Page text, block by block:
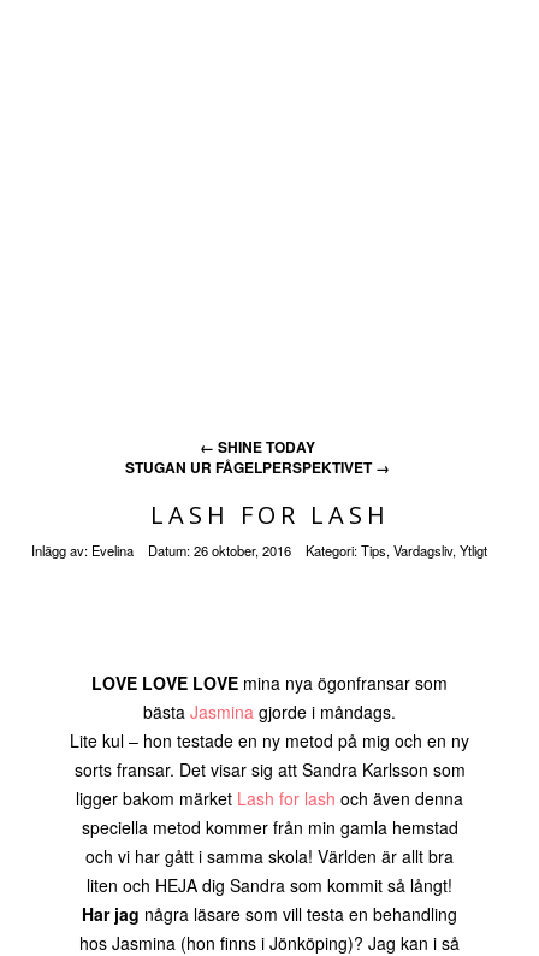
← SHINE TODAY
STUGAN UR FÅGELPERSPEKTIVET→
LASH FOR LASH
Inlägg av: Evelina Datum:26 oktober, 2016 Kategori:Tips, Vardagsliv, Ytligt
LOVE LOVE LOVE mina nya ögonfransar som
bästa Jasmina gjorde i måndags.
Lite kul – hon testade en ny metod på mig och en ny
sorts fransar. Det visar sig att Sandra Karlsson som
ligger bakom märket Lash for lash och även denna
speciella metod kommer från min gamla hemstad
och vi har gått i samma skola! Världen är allt bra
liten och HEJA dig Sandra som kommit så långt!
Har jag några läsare som vill testa en behandling
hos Jasmina (hon finns i Jönköping)? Jag kan i så